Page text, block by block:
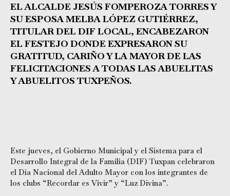
EL ALCALDE JESÚS FOMPEROZA TORRES Y
SU ESPOSA MELBA LÓPEZ GUTIÉRREZ,
TITULAR DEL DIF LOCAL, ENCABEZARON
EL FESTEJO DONDE EXPRESARON SU
GRATITUD, CARIÑO Y LA MAYOR DE LAS
FELICITACIONES A TODAS LAS ABUELITAS
Y ABUELITOS TUXPEÑOS.
Este jueves, el Gobierno Municipal y el Sistema para el
Desarrollo Integral de la Familia (DIF) Tuxpan celebraron
el Día Nacional del Adulto Mayor con los integrantes de
los clubs “Recordar es Vivir” y “Luz Divina”.